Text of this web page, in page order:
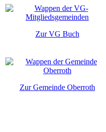
Zur VG Buch
Zur Gemeinde Oberroth